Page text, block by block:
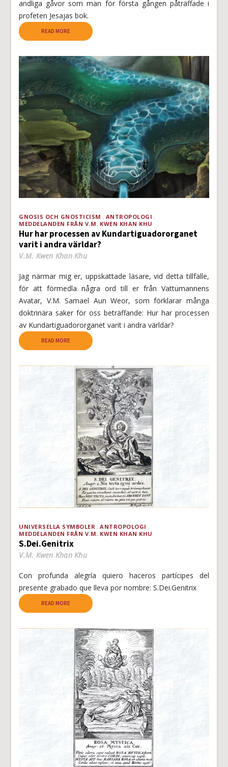
andliga gåvor som man för första gången påträffade i
profeten Jesajas bok.
READ MORE
GNOSIS OCH GNOSTICISM
ANTROPOLOGI
MEDDELANDEN FRÅN V.M. KWEN KHAN KHU
Hur har processen av Kundartiguadororganet
varit i andra världar?
V.M. Kwen Khan Khu
Jag närmar mig er, uppskattade läsare, vid detta tillfälle,
för att förmedla några ord till er från Vattumannens
Avatar, V.M. Samael Aun Weor, som förklarar många
doktrinära saker för oss beträffande: Hur har processen
av Kundartiguadororganet varit i andra världar?
READ MORE
UNIVERSELLA SYMBOLER
ANTROPOLOGI
MEDDELANDEN FRÅN V.M. KWEN KHAN KHU
S.Dei.Genitrix
V.M. Kwen Khan Khu
Con profunda alegría quiero haceros partícipes del
presente grabado que lleva por nombre: S.Dei.Genitrix
READ MORE